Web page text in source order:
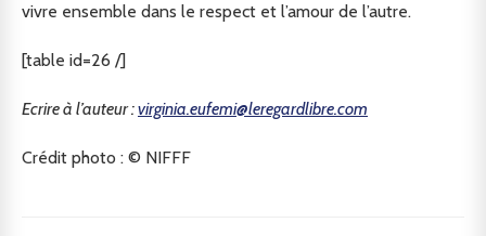
vivre ensemble dans le respect et l’amour de l’autre.
[table id=26 /]
Ecrire à l’auteur :virginia.eufemi@leregardlibre.com
Crédit photo : © NIFFF